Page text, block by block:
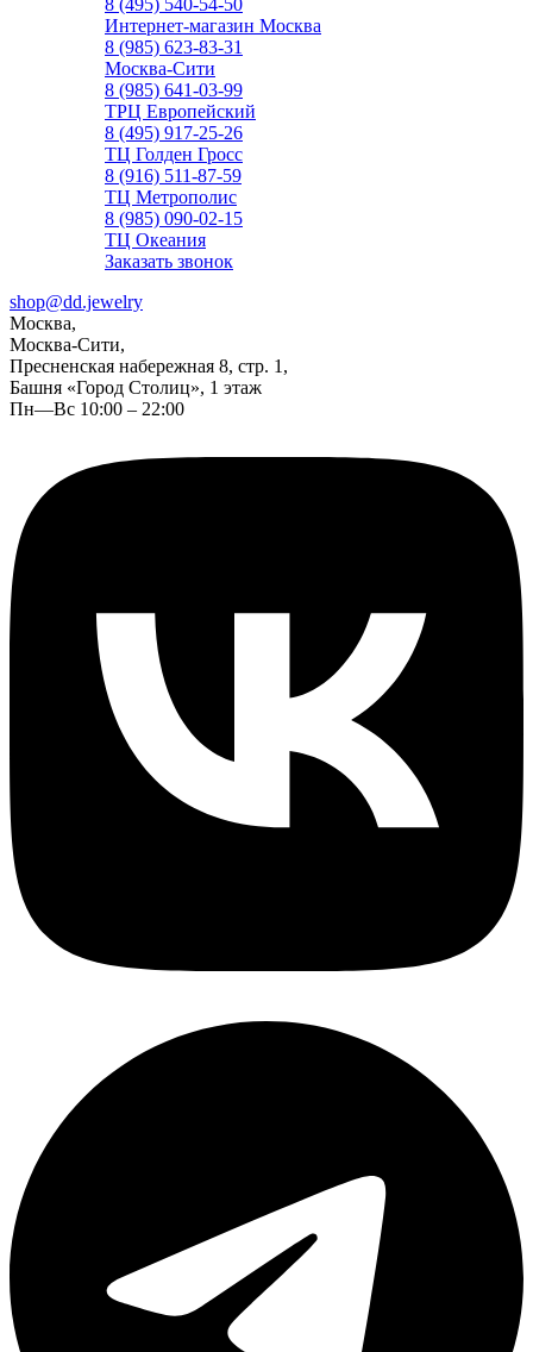
8 (495) 540-54-50
Интернет-магазин Москва
8 (985) 623-83-31
Москва-Сити
8 (985) 641-03-99
ТРЦ Европейский
8 (495) 917-25-26
ТЦ Голден Гросс
8 (916) 511-87-59
ТЦ Метрополис
8 (985) 090-02-15
ТЦ Океания
Заказать звонок
shop@dd.jewelry
Москва,
Москва-Сити,
Пресненская набережная 8, стр. 1,
Башня «Город Столиц», 1 этаж
Пн—Вс 10:00 – 22:00